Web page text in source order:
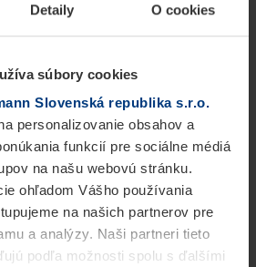
Detaily O cookies
súbory cookies
Slovenská republika s.r.o.
personalizovanie obsahov a
funkcií pre sociálne médiá
na našu webovú stránku.
ohľadom Vášho používania
na našich partnerov pre
a analýzy. Naši partneri tieto
podľa možnosti spolu s ďalšími